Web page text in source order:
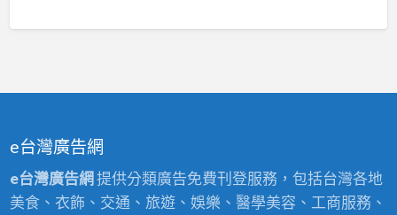
e台灣廣告網
e台灣廣告網提供分類廣告免費刊登服務，包括台灣各地
美食、衣飾、交通、旅遊、娛樂、醫學美容、工商服務、